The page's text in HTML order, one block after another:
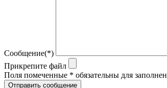
Сообщение(*)
Прикрепите файл
Поля помеченные * обязательны для
Отправить сообщение